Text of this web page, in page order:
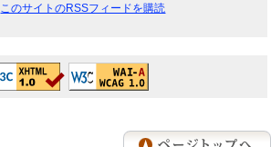
このサイトのRSSフィードを購読